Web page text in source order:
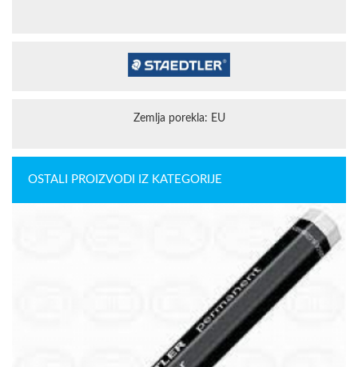
Zemlja porekla: EU
OSTALI PROIZVODI IZ KATEGORIJE